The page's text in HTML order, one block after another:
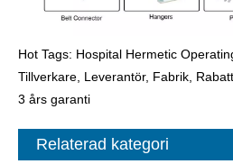
Hot Tags: Hospital Hermetic
Tillverkare, Leverantör, Fabrik,
3 års garanti
Relaterad kategori